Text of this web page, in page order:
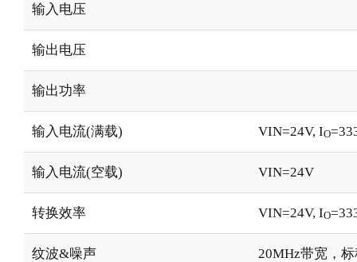
输入电压
输出电压
输出功率
输入电流(满载) VIN=24V, IO
输入电流(空载) VIN=24V
转换效率 VIN=24V, IO
纹波&噪声 20MHz带宽，